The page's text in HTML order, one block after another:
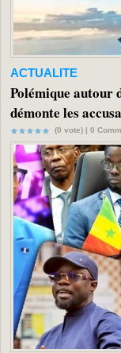
ACTUALITE
Polémique autour
démonte les
(0 vote) | 0